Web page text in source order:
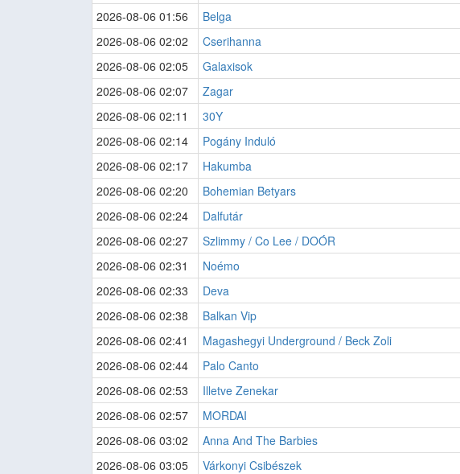
2026-08-06 01:56
Belga
2026-08-06 02:02
Cserihanna
2026-08-06 02:05
Galaxisok
2026-08-06 02:07
Zagar
2026-08-06 02:11
30Y
2026-08-06 02:14
Pogány Induló
2026-08-06 02:17
Hakumba
2026-08-06 02:20
Bohemian Betyars
2026-08-06 02:24
Dalfutár
2026-08-06 02:27
Szlimmy / Co Lee / DOÓR
2026-08-06 02:31
Noémo
2026-08-06 02:33
Deva
2026-08-06 02:38
Balkan Vip
2026-08-06 02:41
Magashegyi Underground / Beck Zoli
2026-08-06 02:44
Palo Canto
2026-08-06 02:53
Illetve Zenekar
2026-08-06 02:57
MORDAI
2026-08-06 03:02
Anna And The Barbies
2026-08-06 03:05
Várkonyi Csibészek